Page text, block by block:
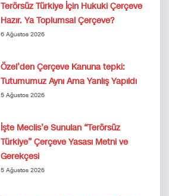
Terörsüz Türkiye İçin Hukuki Çerçeve
Hazır. Ya Toplumsal Çerçeve?
6 Ağustos 2026
Özel’den Çerçeve Kanuna tepki:
Tutumumuz Aynı Ama Yanlış Yapıldı
5 Ağustos 2026
İşte Meclis’e Sunulan “Terörsüz
Türkiye” Çerçeve Yasası Metni ve
Gerekçesi
5 Ağustos 2026